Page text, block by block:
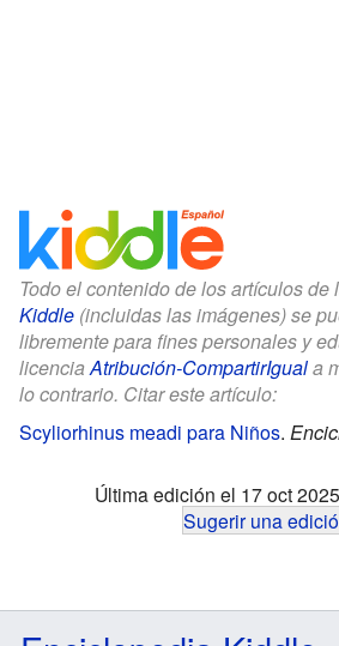
Todo el contenido de los artículos de
Kiddle (incluidas las imágenes) se
libremente para fines personales y
licenciaAtribución-CompartirIguala
lo contrario. Citar este artículo:
Scyliorhinus meadi para Niños.
Última edición el 17 oct
Sugerir una